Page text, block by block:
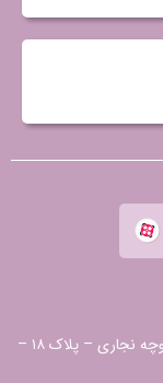
ستارخان – بین شادمهر و بهبودی – کوچه نجاری – پلاک ۱۸ –